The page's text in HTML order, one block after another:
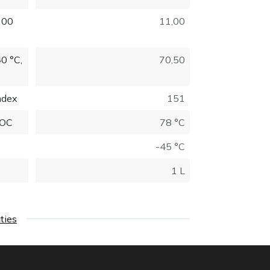
11,00
°C,
70,50
151
78 °C
-45 °C
1 L